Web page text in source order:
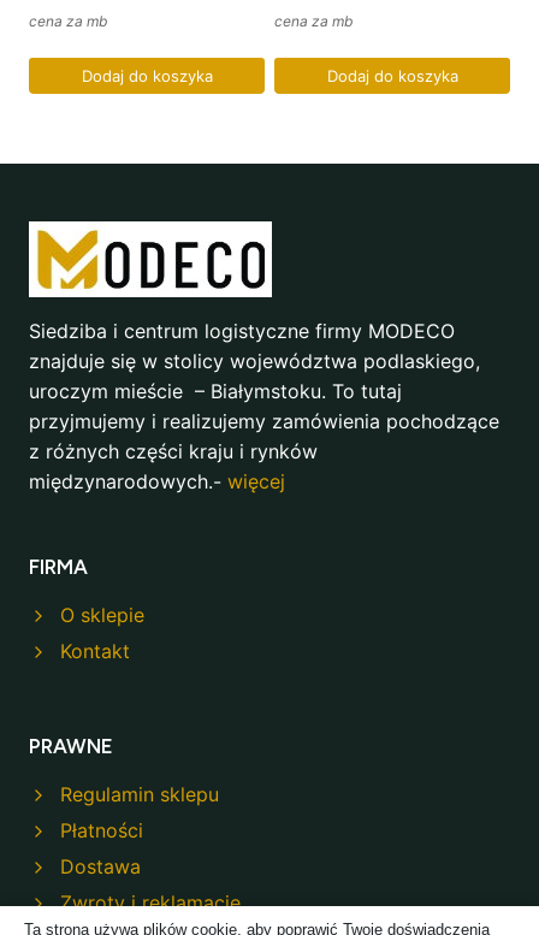
cena za mb
Dodaj do koszyka
cena za mb
Dodaj do koszyka
Siedziba i centrum logistyczne firmy MODECO
znajduje się w stolicy województwa podlaskiego,
uroczym mieście – Białymstoku. To tutaj
przyjmujemy i realizujemy zamówienia pochodzące
z różnych części kraju i rynków
międzynarodowych.- więcej
FIRMA
O sklepie
Kontakt
PRAWNE
Regulamin sklepu
Płatności
Dostawa
Zwroty i reklamacje
Ta strona używa plików cookie, aby poprawić Twoje doświadczenia